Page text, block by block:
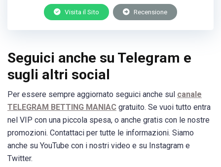
Visita il Sito Recensione
Seguici anche su Telegram e
sugli altri social
Per essere sempre aggiornato seguici anche sul canale
TELEGRAM BETTING MANIAC gratuito. Se vuoi tutto entra
nel VIP con una piccola spesa, o anche gratis con le nostre
promozioni. Contattaci per tutte le informazioni. Siamo
anche su YouTube con i nostri video e su Instagram e
Twitter.